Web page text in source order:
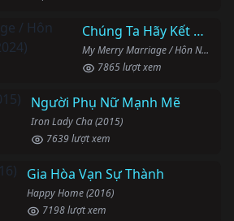
Chúng Ta Hãy Kết Hôn Nhé
My Merry Marriage / Hôn Nhân Hạnh Phúc (2024)
7865 lượt xem
Người Phụ Nữ Mạnh Mẽ
Iron Lady Cha (2015)
7639 lượt xem
Gia Hòa Vạn Sự Thành
Happy Home (2016)
7198 lượt xem